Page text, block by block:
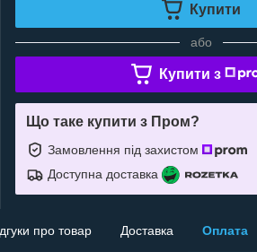
Купити
або
Купити з
Що таке купити з Пром?
Замовлення під захистом
Доступна доставка
про товар Доставка Оплата